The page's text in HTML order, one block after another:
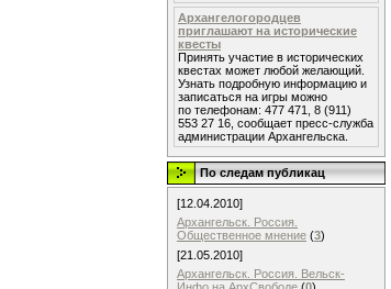
Архангелогородцев
приглашают на исторические
квесты
Принять участие в исторических
квестах может любой желающий.
Узнать подробную информацию и
записаться на игры можно
по телефонам: 477 471, 8 (911)
553 27 16, сообщает пресс-служба
администрации Архангельска.
По следам публикац
[12.04.2010]
Архангельск. Россия.
Общественное мнение (3)
[21.05.2010]
Архангельск. Россия. Вельск-